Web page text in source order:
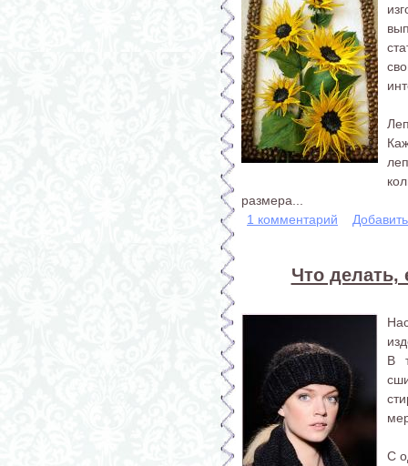
размера...
1 комментарий
Что делать,
В
С